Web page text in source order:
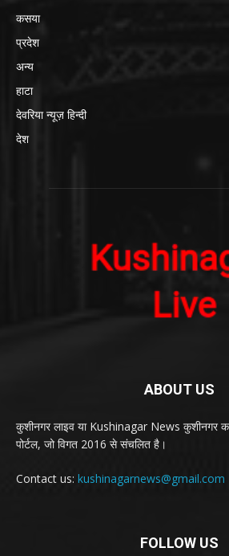
कसया
प्रदेश
अन्य
हाटा
देवरिया न्यूज़ हिन्दी
देश
ABOUT US
कुशीनगर लाइव या Kushinagar News कुशीनगर
पोर्टल, जो विगत 2016 से संचलित है।
Contact us: kushinagarnews@gmail.com
FOLLOW US